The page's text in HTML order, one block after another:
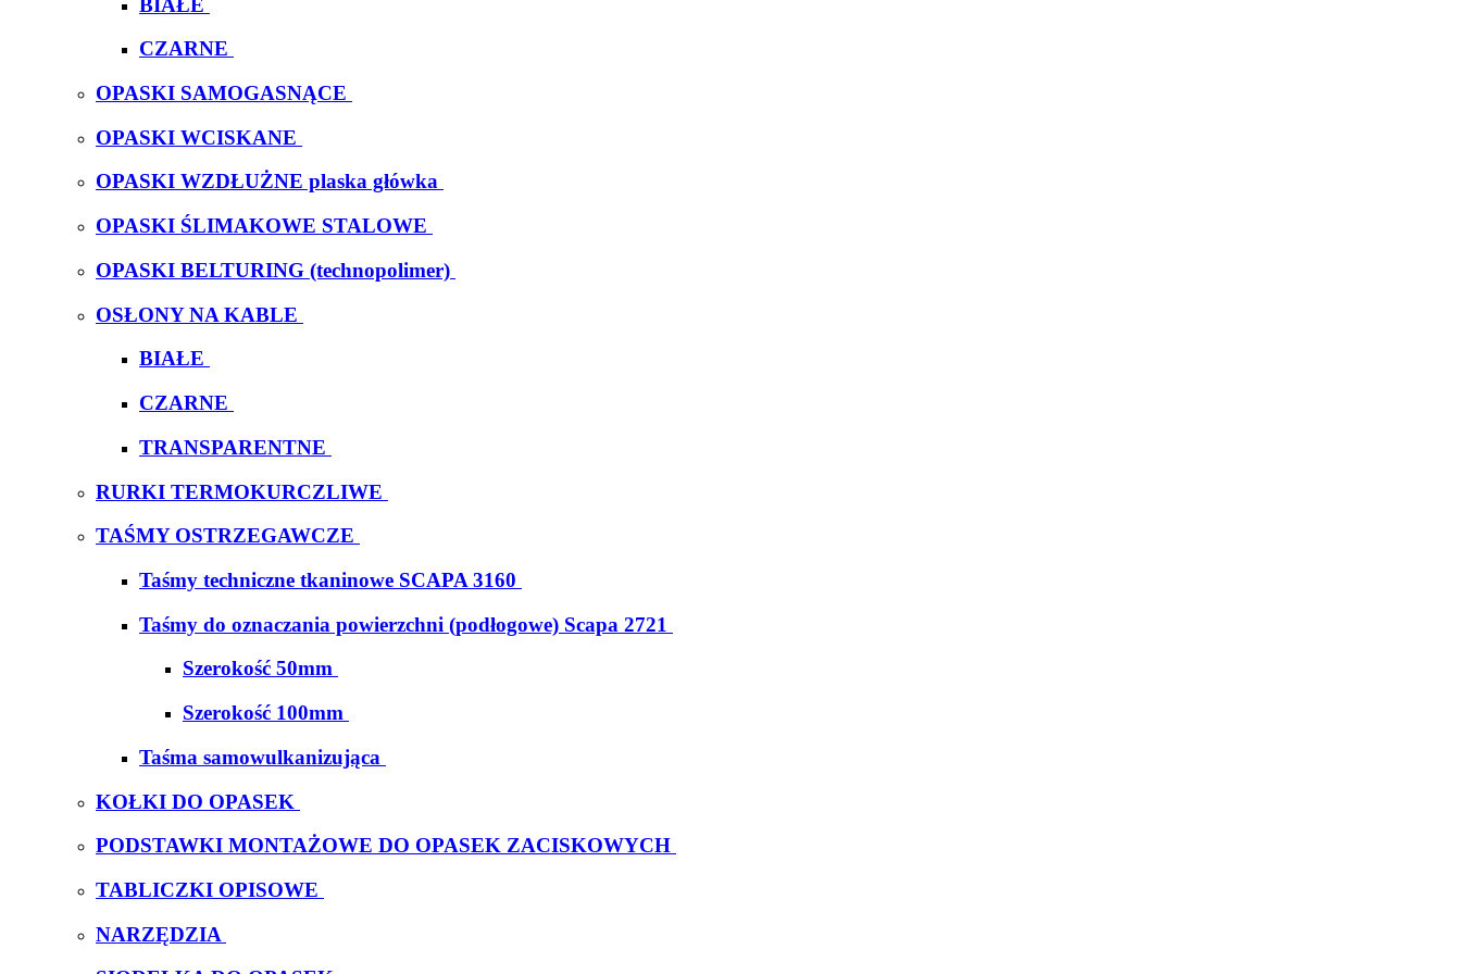
CZARNE
OPASKI SAMOGASNĄCE
OPASKI WCISKANE
OPASKI WZDŁUŻNE plaska główka
OPASKI ŚLIMAKOWE STALOWE
OPASKI BELTURING (technopolimer)
OSŁONY NA KABLE
BIAŁE
CZARNE
TRANSPARENTNE
RURKI TERMOKURCZLIWE
TAŚMY OSTRZEGAWCZE
Taśmy techniczne tkaninowe SCAPA 3160
Taśmy do oznaczania powierzchni (podłogowe) Scapa 2721
Szerokość 50mm
Szerokość 100mm
Taśma samowulkanizująca
KOŁKI DO OPASEK
PODSTAWKI MONTAŻOWE DO OPASEK ZACISKOWYCH
TABLICZKI OPISOWE
NARZĘDZIA